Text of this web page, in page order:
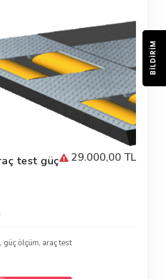
29.000,00 TL
test güç
, güç ölçüm, araç test
BILDIRIM